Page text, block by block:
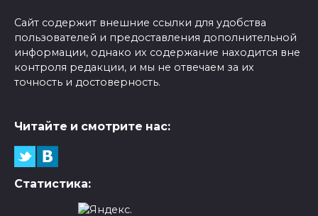
Сайт содержит внешние ссылки для удобства
пользователей и предоставления дополнительной
информации, однако их содержание находится вне
контроля редакции, и мы не отвечаем за их
точность и достоверность.
Читайте и смотрите нас:
Статистика: